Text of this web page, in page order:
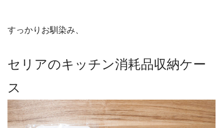
すっかりお馴染み、
セリアのキッチン消耗品収納ケー
ス